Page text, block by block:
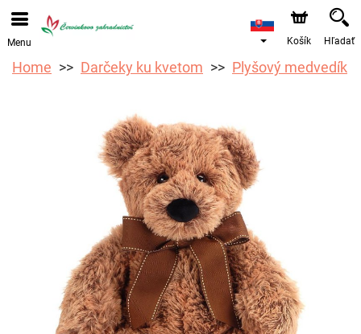
Objednávky prijímame prostredníctvom nášho e-shopu.
Najskorší možný termín doručenia je od 12.8.2026 z
Menu Košík Hľadať
Home Darčeky ku kvetom Plyšový medvedík